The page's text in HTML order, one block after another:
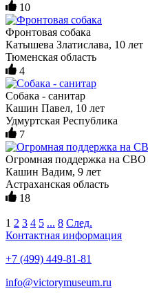
10
Фронтовая собака
Катышева Златислава, 10 лет
Тюменская область
4
Собака - санитар
Кашин Павел, 10 лет
Удмуртская Республика
7
Огромная поддержка на СВО
Кашин Вадим, 9 лет
Астраханская область
18
1 2 3 4 5 ... 8 След.
Контактная информация
+7 (499) 449-81-81
info@victorymuseum.ru